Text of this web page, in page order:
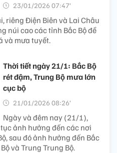
23/01/2026 07:47’
riêng Điện Biên và Lai Châu
núi cao các tỉnh Bắc Bộ đề
và mưa tuyết.
Thời tiết ngày 21/1: Bắc Bộ
rét đậm, Trung Bộ mưa lớn
cục bộ
21/01/2026 08:26’
Ngày và đêm nay (21/1),
ảnh hưởng đến các nơi
sau đó ảnh hưởng đến Bắc
và Trung Trung Bộ.